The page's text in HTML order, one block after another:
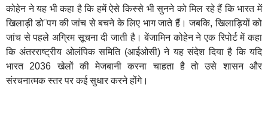
कोहेन ने यह भी कहा है कि हमें ऐसे किस्से भी सुनने को मिल रहे हैं कि भारत में
खिलाड़ी डो¨पग की जांच से बचने के लिए भाग जाते हैं। जबकि, खिलाड़ियों को
जांच से पहले अग्रिम सूचना दी जाती है। बेंजामिन कोहेन ने एक रिपोर्ट में कहा
कि अंतरराष्ट्रीय ओलंपिक समिति (आईओसी) ने यह संदेश दिया है कि यदि
भारत 2036 खेलों की मेजबानी करना चाहता है तो उसे शासन और
संरचनात्मक स्तर पर कई सुधार करने होंगे।